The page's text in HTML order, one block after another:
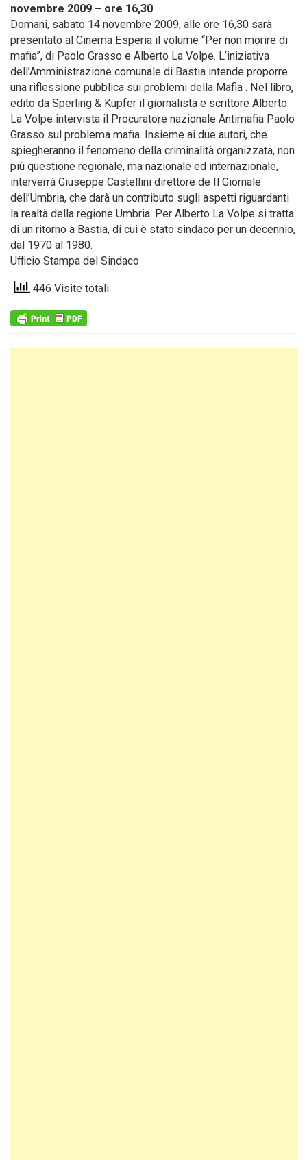
novembre 2009 – ore 16,30
Domani, sabato 14 novembre 2009, alle ore 16,30 sarà
presentato al Cinema Esperia il volume “Per non morire di
mafia”, di Paolo Grasso e Alberto La Volpe. L’iniziativa
dell’Amministrazione comunale di Bastia intende proporre
una riflessione pubblica sui problemi della Mafia . Nel libro,
edito da Sperling & Kupfer il giornalista e scrittore Alberto
La Volpe intervista il Procuratore nazionale Antimafia Paolo
Grasso sul problema mafia. Insieme ai due autori, che
spiegheranno il fenomeno della criminalità organizzata, non
più questione regionale, ma nazionale ed internazionale,
interverrà Giuseppe Castellini direttore de Il Giornale
dell’Umbria, che darà un contributo sugli aspetti riguardanti
la realtà della regione Umbria. Per Alberto La Volpe si tratta
di un ritorno a Bastia, di cui è stato sindaco per un decennio,
dal 1970 al 1980.
Ufficio Stampa del Sindaco
446 Visite totali